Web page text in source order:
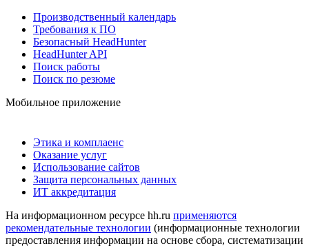
Производственный календарь
Требования к ПО
Безопасный HeadHunter
HeadHunter API
Поиск работы
Поиск по резюме
Мобильное приложение
Этика и комплаенс
Оказание услуг
Использование сайтов
Защита персональных данных
ИТ аккредитация
На информационном ресурсе hh.ru применяются
рекомендательные технологии (информационные технологии
предоставления информации на основе сбора, систематизации